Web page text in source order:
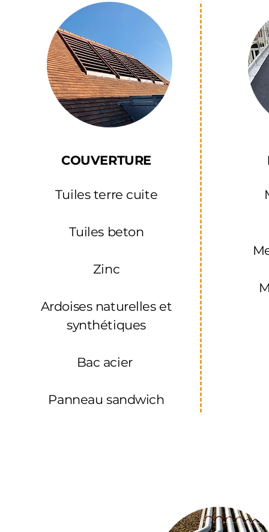
COUVERTURE
Tuiles terre cuite
Tuiles beton
Zinc​
Ardoisesnaturelles et
synthétiques
Bac acier
Panneau sandwich